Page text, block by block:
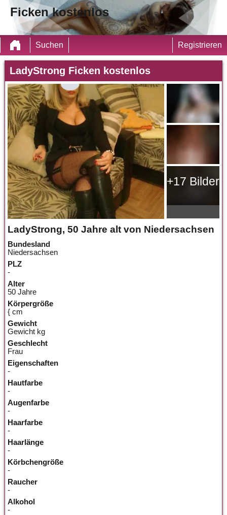
Ficken kostenlos
Suchen Registrieren
LadyStrong Ficken kostenlos
+17 Bilder
LadyStrong, 50 Jahre alt von Niedersachsen
Bundesland
Niedersachsen
PLZ
-
Alter
50 Jahre
Körpergröße
{ cm
Gewicht
Gewicht kg
Geschlecht
Frau
Eigenschaften
-
Hautfarbe
-
Augenfarbe
-
Haarfarbe
-
Haarlänge
-
Körbchengröße
-
Raucher
-
Alkohol
-